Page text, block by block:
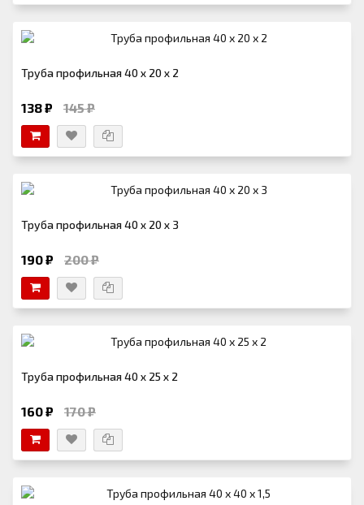
Труба профильная 40 х 20 х 2
138 ₽ 145 ₽
Труба профильная 40 х 20 х 3
190 ₽ 200 ₽
Труба профильная 40 х 25 х 2
160 ₽ 170 ₽